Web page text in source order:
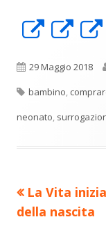
Apre
una
nuova
Pubblicato
29 Maggio 2018
Tag
bambino,
neonato,
Precedente
articolo:
La Vita
della nascita